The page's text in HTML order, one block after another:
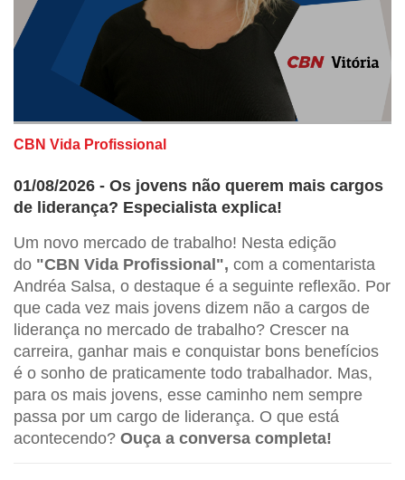
CBN Vida Profissional
01/08/2026 - Os jovens não querem mais cargos
de liderança? Especialista explica!
Um novo mercado de trabalho! Nesta edição
do "CBN Vida Profissional", com a comentarista
Andréa Salsa, o destaque é a seguinte reflexão. Por
que cada vez mais jovens dizem não a cargos de
liderança no mercado de trabalho? Crescer na
carreira, ganhar mais e conquistar bons benefícios
é o sonho de praticamente todo trabalhador. Mas,
para os mais jovens, esse caminho nem sempre
passa por um cargo de liderança. O que está
acontecendo? Ouça a conversa completa!